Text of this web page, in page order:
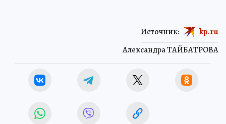
Александра ТАЙБАТРОВА
Источник: kp.ru